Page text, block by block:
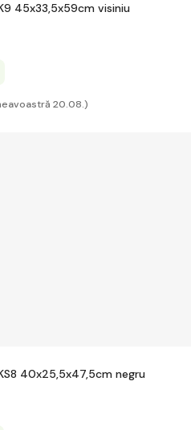
45x33,5x59cm visiniu
20.08.)
40x25,5x47,5cm negru